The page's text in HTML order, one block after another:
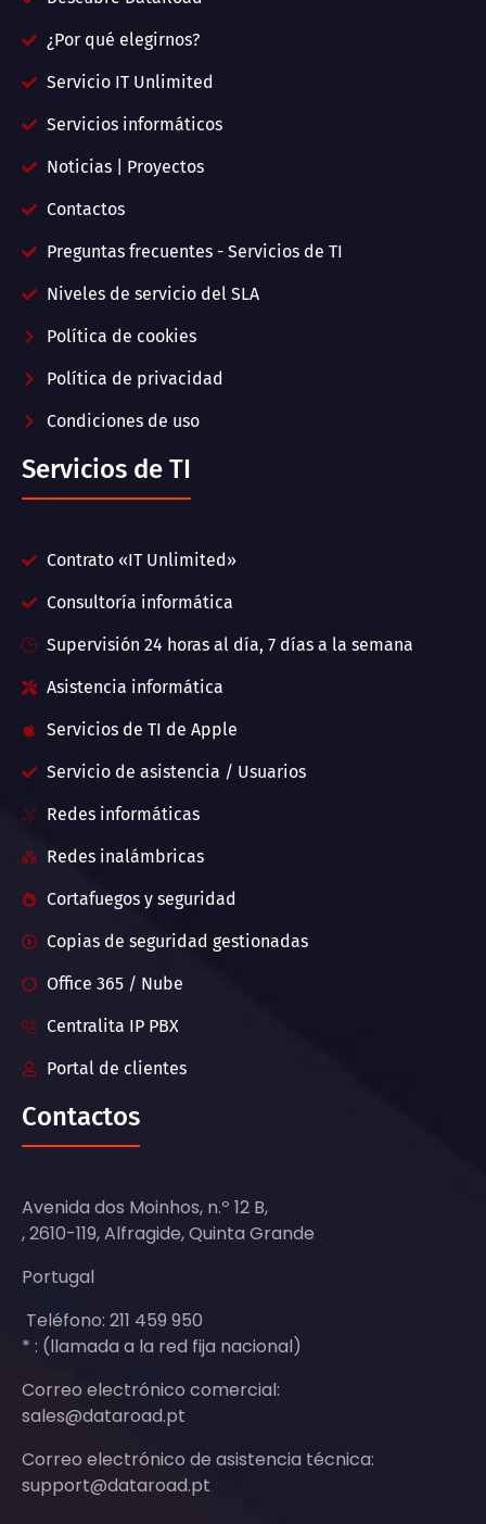
¿Por qué elegirnos?
Servicio IT Unlimited
Servicios informáticos
Noticias | Proyectos
Contactos
Preguntas frecuentes - Servicios de TI
Niveles de servicio del SLA
Política de cookies
Política de privacidad
Condiciones de uso
Servicios de TI
Contrato «IT Unlimited»
Consultoría informática
Supervisión 24 horas al día, 7 días a la semana
Asistencia informática
Servicios de TI de Apple
Servicio de asistencia / Usuarios
Redes informáticas
Redes inalámbricas
Cortafuegos y seguridad
Copias de seguridad gestionadas
Office 365 / Nube
Centralita IP PBX
Portal de clientes
Contactos
Avenida dos Moinhos, n.º 12 B,
, 2610-119, Alfragide, Quinta Grande
Portugal
Teléfono: 211 459 950
* : (llamada a la red fija nacional)
Correo electrónico comercial:
sales@dataroad.pt
Correo electrónico de asistencia técnica:
support@dataroad.pt